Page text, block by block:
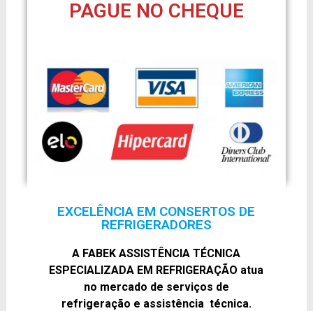
PAGUE NO CHEQUE
EXCELÊNCIA EM CONSERTOS DE
REFRIGERADORES
A FABEK ASSISTÊNCIA TÉCNICA
ESPECIALIZADA EM REFRIGERAÇÃO atua
no mercado de serviços de
refrigeração e assistência técnica.